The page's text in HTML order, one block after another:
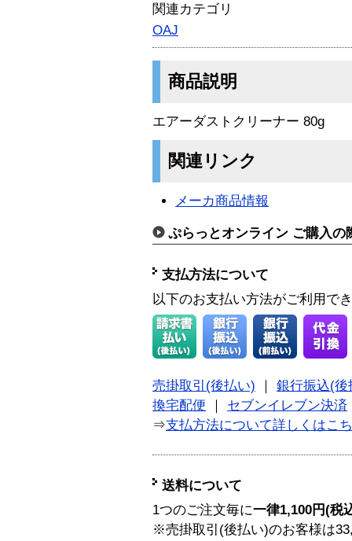
関連カテゴリ
OAJ
商品説明
エアーダストクリーナー 80g
関連リンク
メーカ商品情報
ぷらっとオンライン ご購入の
支払方法について
以下のお支払い方法がご利用で
売掛取引(後払い)
銀行振込(後
換宅配便
セブンイレブン決済
⇒支払方法について詳しくはこ
送料について
1つのご注文毎に一律1,100円(税
※売掛取引(後払い)のお客様は